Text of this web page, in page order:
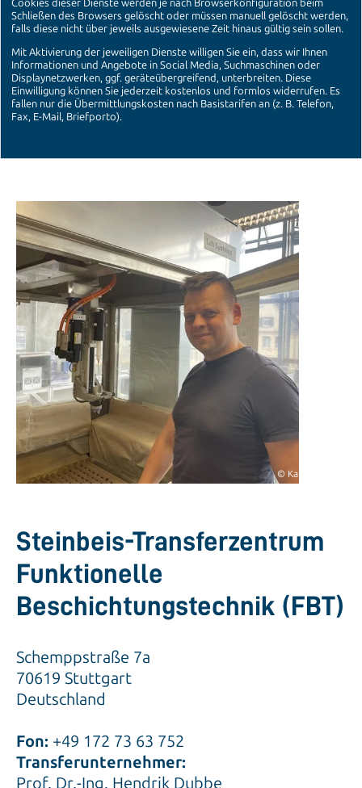
© Katrin Wolf
Steinbeis-Transferzentrum
Funktionelle
Beschichtungstechnik (FBT)
Schemppstraße 7a
70619 Stuttgart
Deutschland
Fon: +49 172 73 63 752
Transferunternehmer:
Prof. Dr.-Ing. Hendrik Dubbe